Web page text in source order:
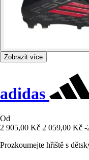
Zobrazit více
adidas
Od
2 905,00 Kč 2 059,00 Kč -
Prozkoumejte hřiště s